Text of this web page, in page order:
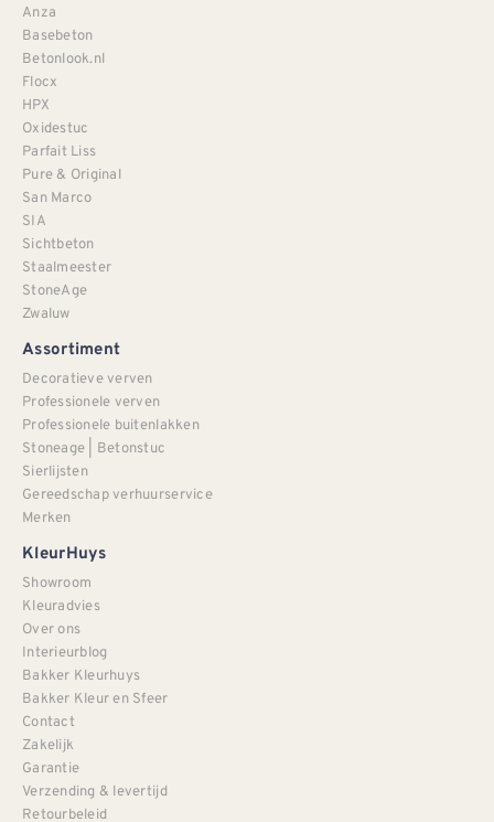
Anza
Basebeton
Betonlook.nl
Flocx
HPX
Oxidestuc
Parfait Liss
Pure & Original
San Marco
SIA
Sichtbeton
Staalmeester
StoneAge
Zwaluw
Assortiment
Decoratieve verven
Professionele verven
Professionele buitenlakken
Stoneage | Betonstuc
Sierlijsten
Gereedschap verhuurservice
Merken
KleurHuys
Showroom
Kleuradvies
Over ons
Interieurblog
Bakker Kleurhuys
Bakker Kleur en Sfeer
Contact
Zakelijk
Garantie
Verzending & levertijd
Retourbeleid